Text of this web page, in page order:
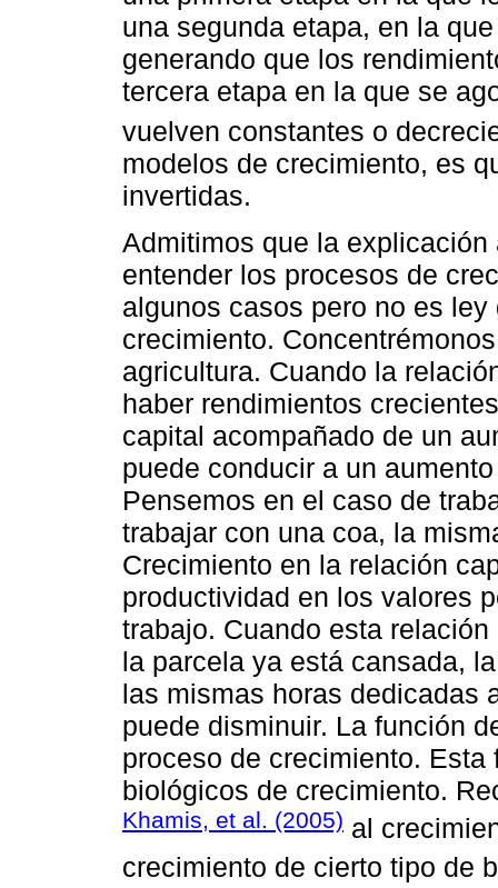
una segunda etapa, en la
generando que los
tercera etapa en la que se
vuelven constantes o
modelos de crecimiento, es
invertidas.
Admitimos que la
entender los procesos de
algunos casos pero no es
crecimiento.
agricultura. Cuando la
haber rendimientos
capital acompañado de un
puede conducir a un
Pensemos en el caso de
trabajar con una coa, la
Crecimiento en la relación
productividad en los valores
trabajo. Cuando esta
la parcela ya está cansada,
las mismas horas dedicadas
puede disminuir. La función
proceso de crecimiento.
biológicos de crecimiento.
Khamis, et al. (2005) al
crecimiento de cierto tipo de